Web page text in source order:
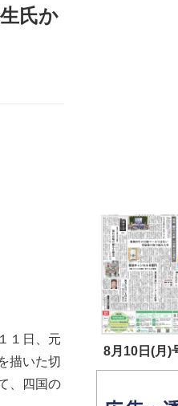
氏か
１日、元
描いた切
、四国の
8月10日(月)